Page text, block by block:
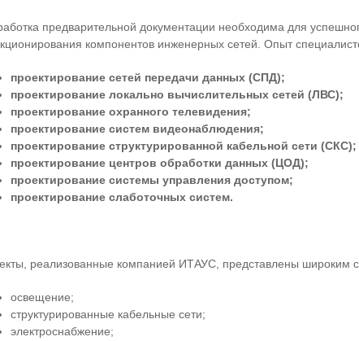
предварительной документации необходима для
компонентов инженерных сетей. Опыт
проектирование сетей передачи данных (СПД);
проектирование локально вычислительных сетей (ЛВС);
проектирование охранного телевидения;
проектирование систем видеонаблюдения;
проектирование структурированной кабельной сети (СКС);
проектирование центров обработки данных (ЦОД);
проектирование системы управления доступом;
проектирование слаботочных систем.
реализованные компанией ИТАУС, представлены широким
освещение;
структурированные кабельные сети;
электроснабжение;